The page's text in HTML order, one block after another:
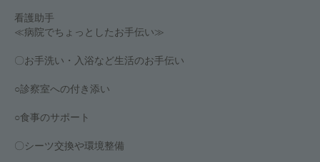
看護助手
≪病院でちょっとしたお手伝い≫
〇お手洗い・入浴など生活のお手伝い
○診察室への付き添い
○食事のサポート
〇シーツ交換や環境整備